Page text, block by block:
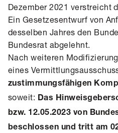
Dezember 2021 verstreicht
Ein Gesetzesentwurf von
desselben Jahres den
Bundesrat abgelehnt.
Nach weiteren
eines
zustimmungsfähigen
soweit: Das
bzw. 12.05.2023 von
beschlossen und tritt am